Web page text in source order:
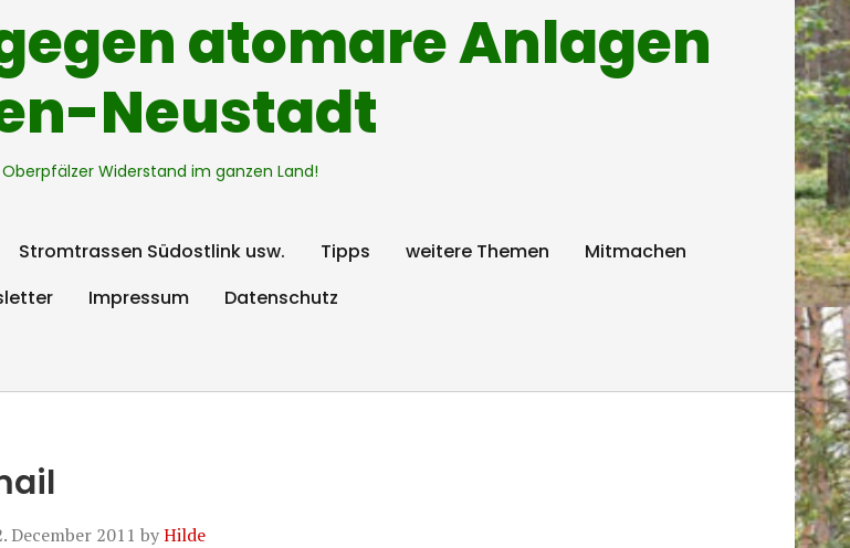
atomare Anlagen
Neustadt
Oberpfälzer Widerstand im ganzen Land!
Stromtrassen Südostlink usw. Tipps weitere Themen
Mitmachen
Impressum Datenschutz
December 2011 byHilde